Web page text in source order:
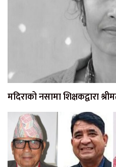
मदिराको नसामा शिक्षकद्वारा